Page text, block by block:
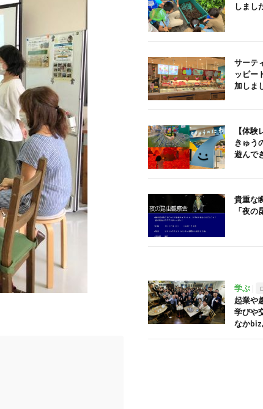
しまし
サーテ
ッピー
加しま
【体
きゅう
遊んで
貴重な
「夜の
学ぶ
起業や
学びや
なかbiz